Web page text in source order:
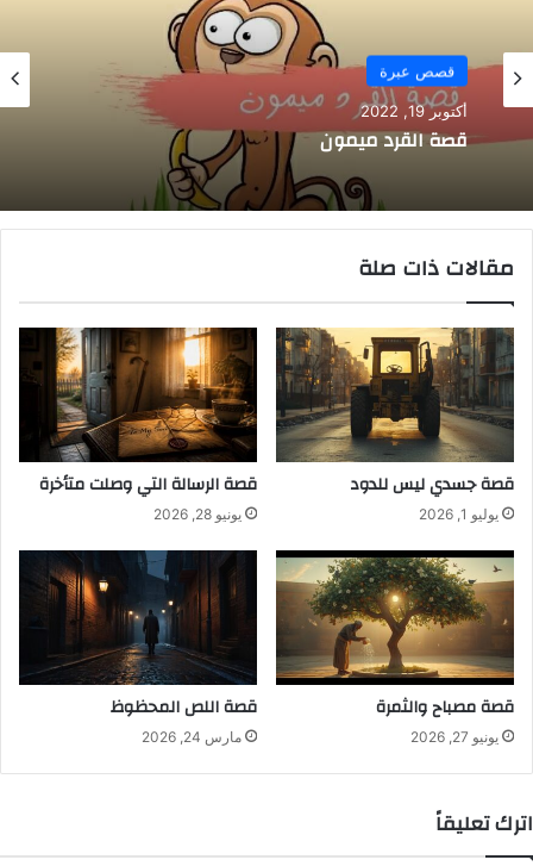
قصص عبرة
أكتوبر 19, 2022
قصة القرد ميمون
مقالات ذات صلة
قصة جسدي ليس للدود
يوليو 1, 2026
قصة الرسالة التي وصلت متأخرة
يونيو 28, 2026
قصة مصباح والثمرة
يونيو 27, 2026
قصة اللص المحظوظ
مارس 24, 2026
اترك تعليقاً